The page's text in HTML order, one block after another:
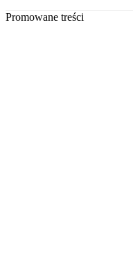
Promowane treści